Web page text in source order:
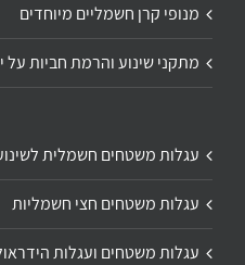
מנופי קרן חשמליים מיוחדים
מתקני שינוע והרמת חביות על
עגלות משטחים חשמלית
עגלות משטחים חצי חשמליות
עגלות משטחים ועגלות